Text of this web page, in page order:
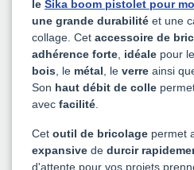
le Sika boom pistolet pour
une grande durabilité et une
collage. Cet accessoire de
adhérence forte idéale pour
bois , le métal , le verre ainsi
Son haut débit de colle
avec facilité
Cet outil de bricolage permet
expansive de durcir
d'attente pour vos projets